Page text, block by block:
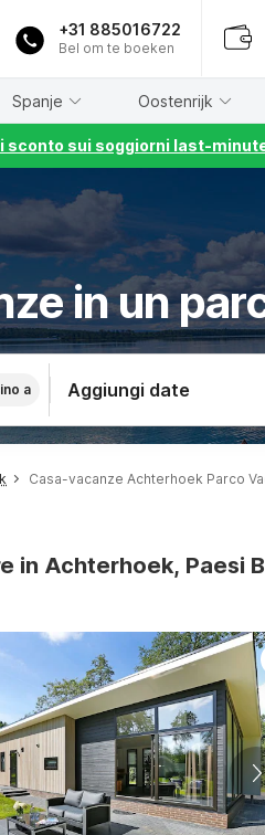
+31 885016722
Bel om te boeken
Spanje Oostenrijk
sconto sui soggiorni last-
in un
a Aggiungi date
Casa-vacanze Achterhoek Parco
in Achterhoek, Paesi